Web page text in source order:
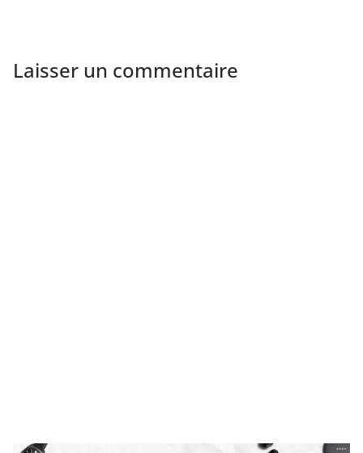
Laisser un commentaire